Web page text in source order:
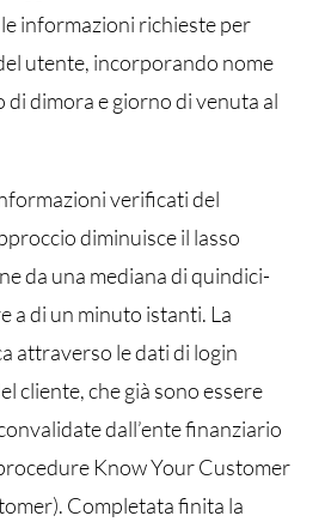
informazioni richieste per
utente, incorporando nome
di dimora e giorno di venuta al
verificati del
diminuisce il lasso
da una mediana di quindici-
a di un minuto istanti. La
attraverso le dati di login
cliente, che già sono essere
dall’ente finanziario
Know Your Customer
Completata finita la